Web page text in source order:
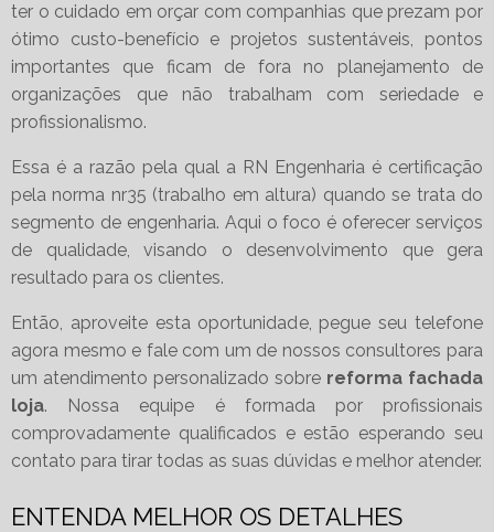
ter o cuidado em orçar com companhias que prezam por
ótimo custo-benefício e projetos sustentáveis, pontos
importantes que ficam de fora no planejamento de
organizações que não trabalham com seriedade e
profissionalismo.
Essa é a razão pela qual a RN Engenharia é certificação
pela norma nr35 (trabalho em altura) quando se trata do
segmento de engenharia. Aqui o foco é oferecer serviços
de qualidade, visando o desenvolvimento que gera
resultado para os clientes.
Então, aproveite esta oportunidade, pegue seu telefone
agora mesmo e fale com um de nossos consultores para
um atendimento personalizado sobre reforma fachada
loja. Nossa equipe é formada por profissionais
comprovadamente qualificados e estão esperando seu
contato para tirar todas as suas dúvidas e melhor atender.
ENTENDA MELHOR OS DETALHES